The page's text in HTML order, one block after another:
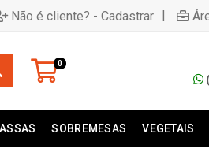
Não é cliente? - Cadastrar |
0
SOBREMESAS VEGETAIS